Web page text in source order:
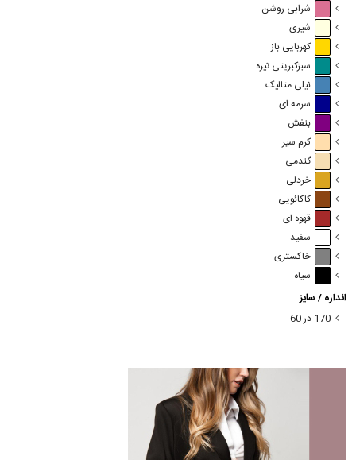
شرابی روشن
شیری
کهربایی باز
سبزکبریتی تیره
نیلی متالیک
سرمه ای
بنفش
کرم سیر
گندمی
خردلی
کاکائویی
قهوه ای
سفید
خاکستری
سیاه
اندازه / سایز
170 در 60